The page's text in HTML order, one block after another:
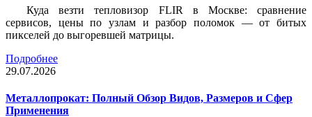
Куда везти тепловизор FLIR в Москве: сравнение
сервисов, цены по узлам и разбор поломок — от битых
пикселей до выгоревшей матрицы.
Подробнее
29.07.2026
Металлопрокат: Полный Обзор Видов, Размеров и Сфер
Применения